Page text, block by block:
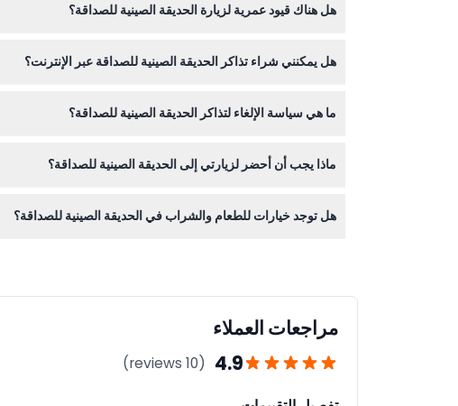
هل هناك قيود عمرية لزيارة الحديقة الصينية للصداقة؟
هل يمكنني شراء تذاكر الحديقة الصينية للصداقة عبر الإنترنت؟
ما هي سياسة الإلغاء لتذاكر الحديقة الصينية للصداقة؟
ماذا يجب أن أحضر لزيارتي إلى الحديقة الصينية للصداقة؟
هل توجد خيارات للطعام والشراب في الحديقة الصينية للصداقة؟
مراجعات العملاء
4.9
(10 reviews)